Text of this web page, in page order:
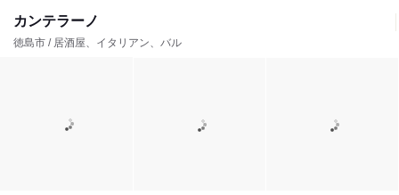
カンテラーノ
徳島市 / 居酒屋、イタリアン、バル